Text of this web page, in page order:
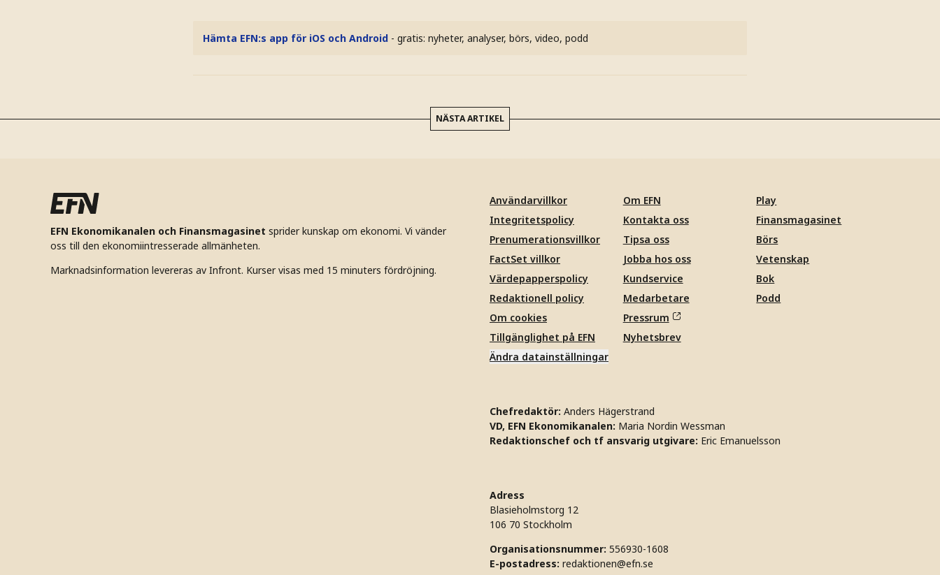
Hämta EFN:s app för iOS och Android - gratis: nyheter, analyser, börs, video, podd
NÄSTA ARTIKEL
EFN Ekonomikanalen och Finansmagasinet sprider kunskap om ekonomi. Vi vänder
oss till den ekonomiintresserade allmänheten.
Marknadsinformation levereras av Infront. Kurser visas med 15 minuters fördröjning.
Användarvillkor
Integritetspolicy
Prenumerationsvillkor
FactSet villkor
Värdepapperspolicy
Redaktionell policy
Om cookies
Tillgänglighet på EFN
Ändra datainställningar
Om EFN
Kontakta oss
Tipsa oss
Jobba hos oss
Kundservice
Medarbetare
Pressrum
Nyhetsbrev
Play
Finansmagasinet
Börs
Vetenskap
Bok
Podd
Chefredaktör: Anders Hägerstrand
VD, EFN Ekonomikanalen: Maria Nordin Wessman
Redaktionschef och tf ansvarig utgivare: Eric Emanuelsson
Adress
Blasieholmstorg 12
106 70 Stockholm
Organisationsnummer: 556930-1608
E-postadress: redaktionen@efn.se